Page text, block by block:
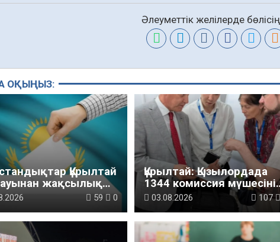
Әлеуметтік желілерде
ОҚЫҢЫЗ:
Құрылтай
жақсылық
– қоғамдық пікір
59 0
Құрылтай: Қызылордада
1344 комиссия
білімі жетілдіріледі
03.08.2026 107